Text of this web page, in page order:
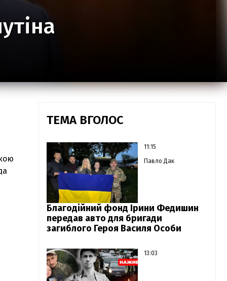
ТЕМА ВГОЛОС
11:15
Павло Дак
Благодійний фонд Ірини Федишин
передав авто для бригади
загиблого Героя Василя Особи
13:03